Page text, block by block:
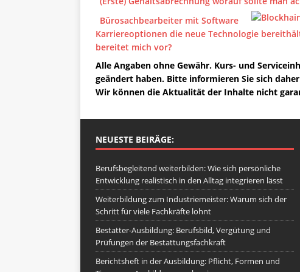
Bürosachbearbeiter mit Software
Karriereoptionen die neue Technologie
bereitet mich vor?
Alle Angaben ohne Gewähr. Kurs- und
geändert haben. Bitte informieren Sie sich
Wir können die Aktualität der Inhalte nicht
NEUESTE BEIRÄGE:
Berufsbegleitend weiterbilden: Wie sich persönliche
Entwicklung realistisch in den Alltag integrieren lässt
Weiterbildung zum Industriemeister: Warum sich der
Schritt für viele Fachkräfte lohnt
Bestatter-Ausbildung: Berufsbild, Vergütung und
Prüfungen der Bestattungsfachkraft
Berichtsheft in der Ausbildung: Pflicht, Formen und